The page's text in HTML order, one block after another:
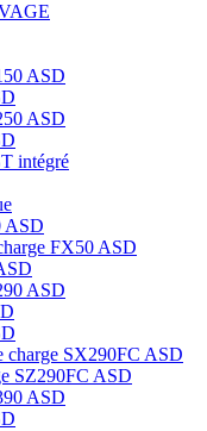
ASD
ASD
intégré
ASD
FX50 ASD
ASD
charge SX290FC ASD
SZ290FC ASD
ASD